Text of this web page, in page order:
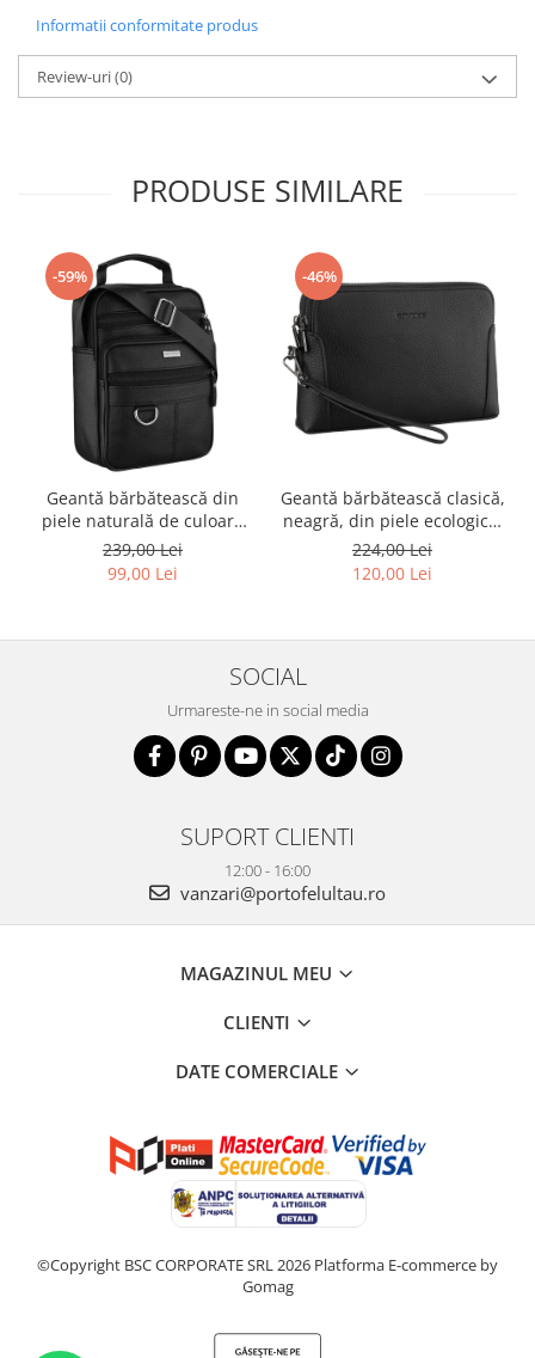
Informatii conformitate produs
Review-uri(0)
PRODUSE SIMILARE
-59%
Geantă bărbătească din
piele naturală de culoare
neagră - Rovicky PTR-R-ST7-
01-7571-BLACK
239,00 Lei
99,00 Lei
-46%
Geantă bărbătească clasică,
neagră, din piele ecologică,
cu fermoar - Rovicky PTR-R-
SDR-01-1631 BLACK
224,00 Lei
120,00 Lei
SOCIAL
Urmareste-ne in social media
SUPORT CLIENTI
12:00 - 16:00
vanzari@portofelultau.ro
MAGAZINUL MEU
CLIENTI
DATE COMERCIALE
©Copyright BSC CORPORATE SRL 2026 Platforma E-commerce by
Gomag